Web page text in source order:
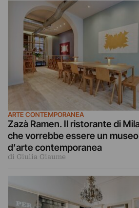
ARTE CONTEMPORANEA
Zazà Ramen. Il ristorante di
che vorrebbe essere un museo
d’arte contemporanea
di Giulia Giaume